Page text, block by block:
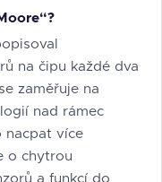
na čipu každé dva
zaměřuje na
nad rámec
nacpat více
o chytrou
a funkcí do